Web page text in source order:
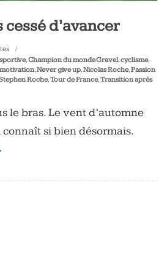
d’avancer
,Champion du monde Gravel,cyclisme,
motivation,Never give up,Nicolas Roche,Passion
Roche,Tour de France,Transition après
le bras. Le vent d’automne
si bien désormais.